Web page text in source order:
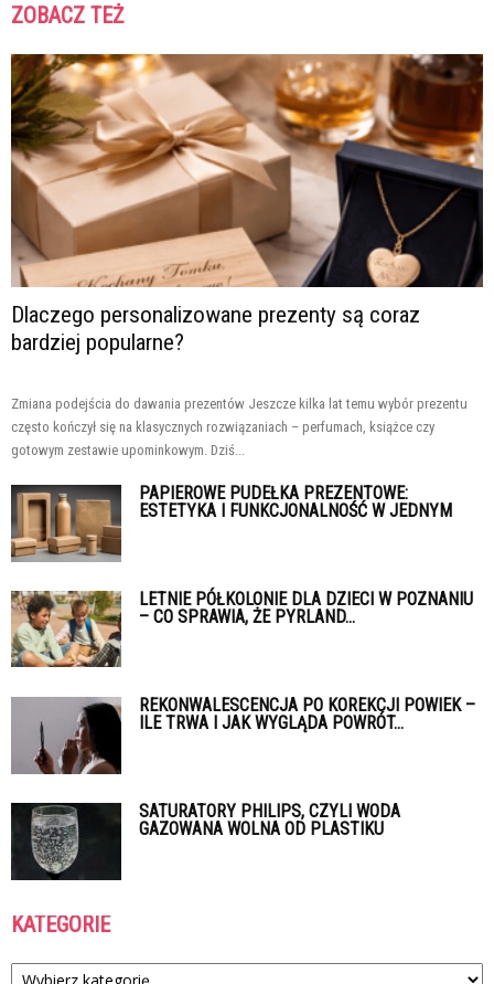
ZOBACZ TEŻ
Dlaczego personalizowane prezenty są coraz
bardziej popularne?
Zmiana podejścia do dawania prezentów Jeszcze kilka lat temu wybór prezentu
często kończył się na klasycznych rozwiązaniach – perfumach, książce czy
gotowym zestawie upominkowym. Dziś...
PAPIEROWE PUDEŁKA PREZENTOWE:
ESTETYKA I FUNKCJONALNOŚĆ W JEDNYM
LETNIE PÓŁKOLONIE DLA DZIECI W POZNANIU
– CO SPRAWIA, ŻE PYRLAND...
REKONWALESCENCJA PO KOREKCJI POWIEK –
ILE TRWA I JAK WYGLĄDA POWRÓT...
SATURATORY PHILIPS, CZYLI WODA
GAZOWANA WOLNA OD PLASTIKU
KATEGORIE
Kategorie